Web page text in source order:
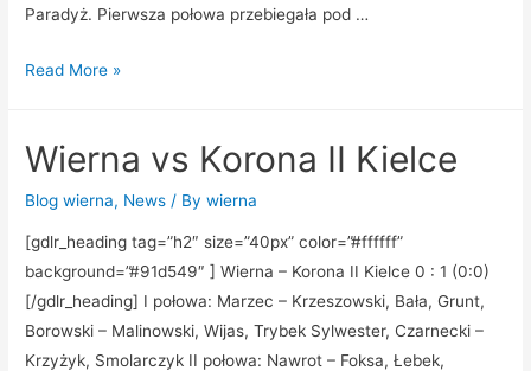
Paradyż. Pierwsza połowa przebiegała pod …
Read More »
Wierna vs Korona II Kielce
Blog wierna, News / Bywierna
[gdlr_heading tag=”h2″ size=”40px” color=”#ffffff”
background=”#91d549″ ] Wierna – Korona II Kielce 0 : 1 (0:0)
[/gdlr_heading] I połowa: Marzec – Krzeszowski, Bała, Grunt,
Borowski – Malinowski, Wijas, Trybek Sylwester, Czarnecki –
Krzyżyk, Smolarczyk II połowa: Nawrot – Foksa, Łebek,